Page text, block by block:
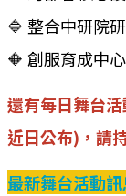
🔷 整合中研院
🔶 創服育成中
還有每日舞台
近日公布)，請
最新舞台活動